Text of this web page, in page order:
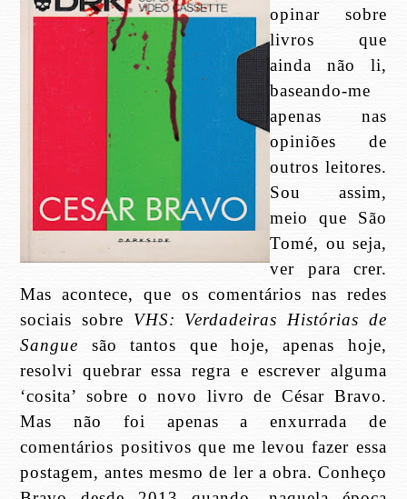
opinar sobre
livros que
ainda não li,
baseando-me
apenas nas
opiniões de
outros leitores.
Sou assim,
meio que São
Tomé, ou seja,
ver para crer.
Mas acontece, que os comentários nas redes
sociais sobre VHS: Verdadeiras Histórias de
Sangue são tantos que hoje, apenas hoje,
resolvi quebrar essa regra e escrever alguma
‘cosita’ sobre o novo livro de César Bravo.
Mas não foi apenas a enxurrada de
comentários positivos que me levou fazer essa
postagem, antes mesmo de ler a obra. Conheço